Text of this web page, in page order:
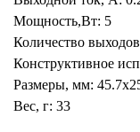
Мощность,Вт: 5
Количество
Конструктивное
Размеры, мм:
Вес, г: 33